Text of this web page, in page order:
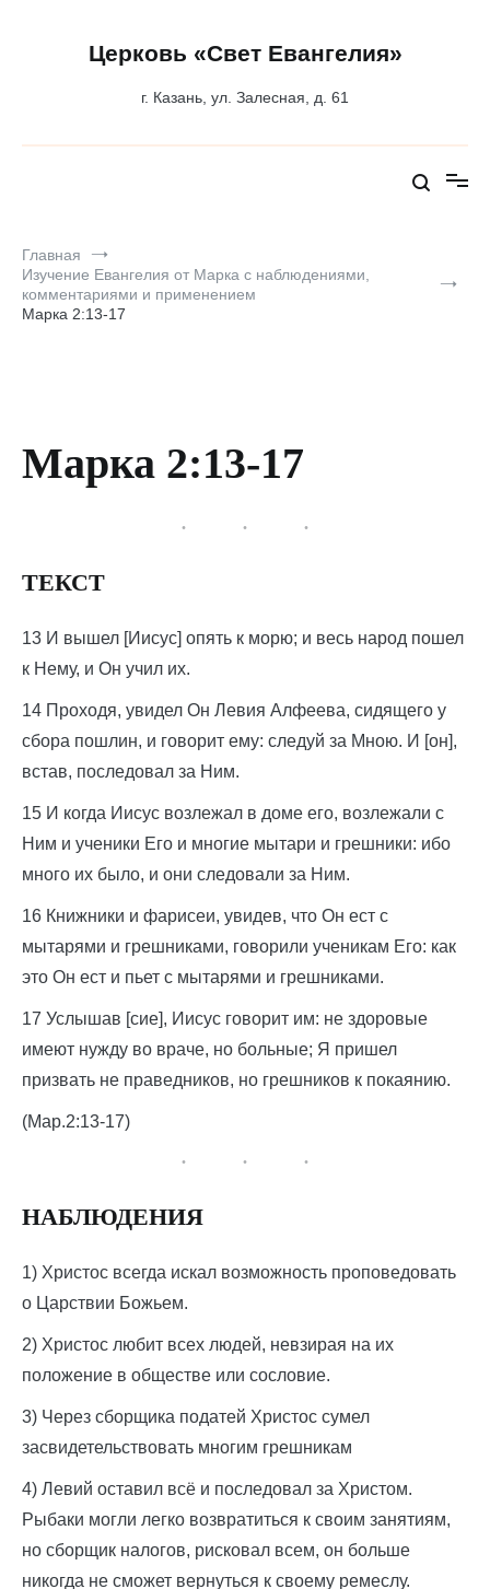
содержимомуЦерковь «Свет Евангелия»
г. Казань, ул. Залесная, д. 61
Главная
Изучение Евангелия от Марка с наблюдениями,
комментариями и применением
Марка 2:13-17
Марка 2:13-17
ТЕКСТ
13 И вышел [Иисус] опять к морю; и весь народ пошел
к Нему, и Он учил их.
14 Проходя, увидел Он Левия Алфеева, сидящего у
сбора пошлин, и говорит ему: следуй за Мною. И [он],
встав, последовал за Ним.
15 И когда Иисус возлежал в доме его, возлежали с
Ним и ученики Его и многие мытари и грешники: ибо
много их было, и они следовали за Ним.
16 Книжники и фарисеи, увидев, что Он ест с
мытарями и грешниками, говорили ученикам Его: как
это Он ест и пьет с мытарями и грешниками.
17 Услышав [сие], Иисус говорит им: не здоровые
имеют нужду во враче, но больные; Я пришел
призвать не праведников, но грешников к покаянию.
(Мар.2:13-17)
НАБЛЮДЕНИЯ
1) Христос всегда искал возможность проповедовать
о Царствии Божьем.
2) Христос любит всех людей, невзирая на их
положение в обществе или сословие.
3) Через сборщика податей Христос сумел
засвидетельствовать многим грешникам
4) Левий оставил всё и последовал за Христом.
Рыбаки могли легко возвратиться к своим занятиям,
но сборщик налогов, рисковал всем, он больше
никогда не сможет вернуться к своему ремеслу.